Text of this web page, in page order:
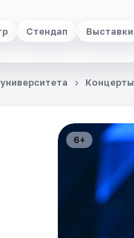
Стендап Выставки
Концерты
6+